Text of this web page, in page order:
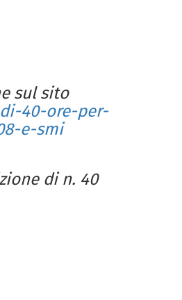
sul sito
40-ore-per-
e-smi
di n. 40